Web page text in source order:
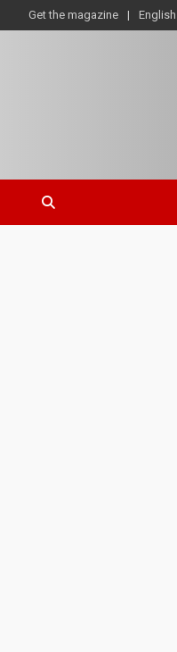
English
Get the magazine